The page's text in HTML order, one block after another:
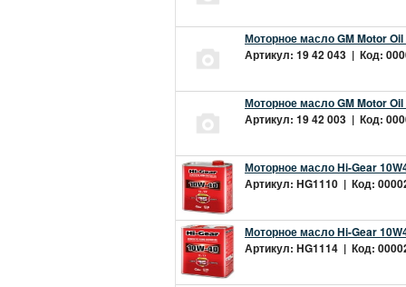
Моторное масло GM Motor Oil
Артикул: 19 42 043 | Код:
Моторное масло GM Motor
Артикул: 19 42 003 | Код:
Моторное масло Hi-Gear
Артикул: HG1110 | Код:
Моторное масло Hi-Gear
Артикул: HG1114 | Код: